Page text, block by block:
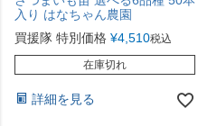
入り はなちゃん農園
買援隊 特別価格 ¥4,510税込
在庫切れ
詳細を見る